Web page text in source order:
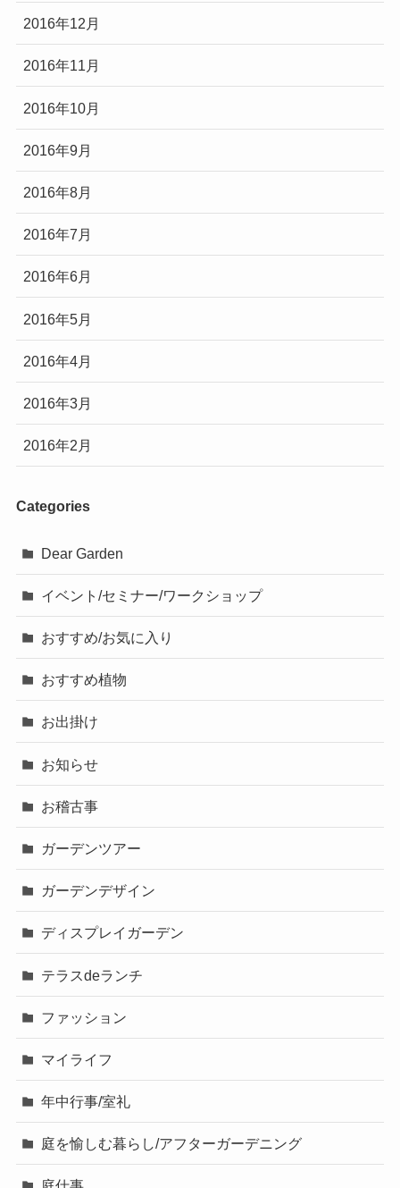
2016年12月
2016年11月
2016年10月
2016年9月
2016年8月
2016年7月
2016年6月
2016年5月
2016年4月
2016年3月
2016年2月
Categories
Dear Garden
イベント/セミナー/ワークショップ
おすすめ/お気に入り
おすすめ植物
お出掛け
お知らせ
お稽古事
ガーデンツアー
ガーデンデザイン
ディスプレイガーデン
テラスdeランチ
ファッション
マイライフ
年中行事/室礼
庭を愉しむ暮らし/アフターガーデニング